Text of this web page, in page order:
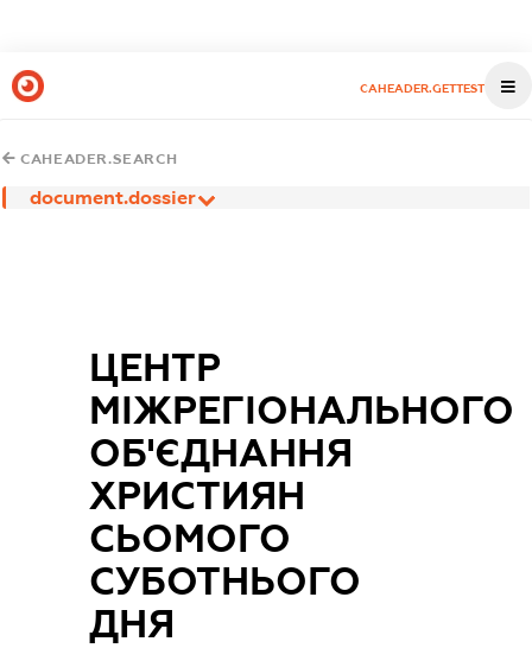
CAHEADER.GETTEST
CAHEADER.SEARCH
document.dossier
ЦЕНТР
МІЖРЕГІОНАЛЬНОГО
ОБ'ЄДНАННЯ
ХРИСТИЯН
СЬОМОГО
СУБОТНЬОГО
ДНЯ